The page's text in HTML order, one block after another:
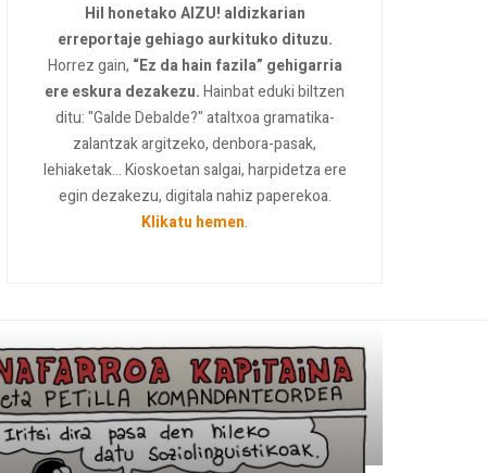
Hil honetako AIZU! aldizkarian
erreportaje gehiago aurkituko dituzu.
Horrez gain, “Ez da hain fazila” gehigarria
ere eskura dezakezu.Hainbat eduki biltzen
ditu: "Galde Debalde?" ataltxoa gramatika-
zalantzak argitzeko, denbora-pasak,
lehiaketak... Kioskoetan salgai, harpidetza ere
egin dezakezu, digitala nahiz paperekoa.
Klikatu hemen.